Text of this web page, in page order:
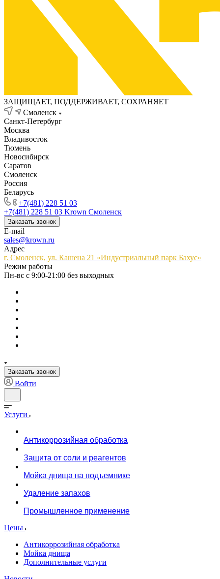
ЗАЩИЩАЕТ, ПОДДЕРЖИВАЕТ, СОХРАНЯЕТ
Смоленск
Санкт-Петербург
Москва
Владивосток
Тюмень
Новосибирск
Саратов
Смоленск
Россия
Беларусь
+7(481) 228 51 03
+7(481) 228 51 03 Krown Смоленск
Заказать звонок
E-mail
sales@krown.ru
Адрес
г. Смоленск, ул. Кашена 21 «Индустриальный парк Бахус»
Режим работы
Пн-вс с 9:00-21:00 без выходных
Заказать звонок
Войти
Услуги
Антикоррозийная обработка
Защита от соли и реагентов
Мойка днища на подъемнике
Удаление запахов
Промышленное применение
Цены
Антикоррозийная обработка
Мойка днища
Дополнительные услуги